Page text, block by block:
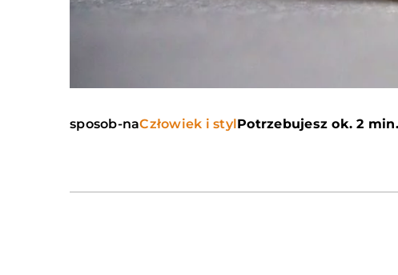
sposob-naCzłowiek i stylPotrzebujesz ok. 2